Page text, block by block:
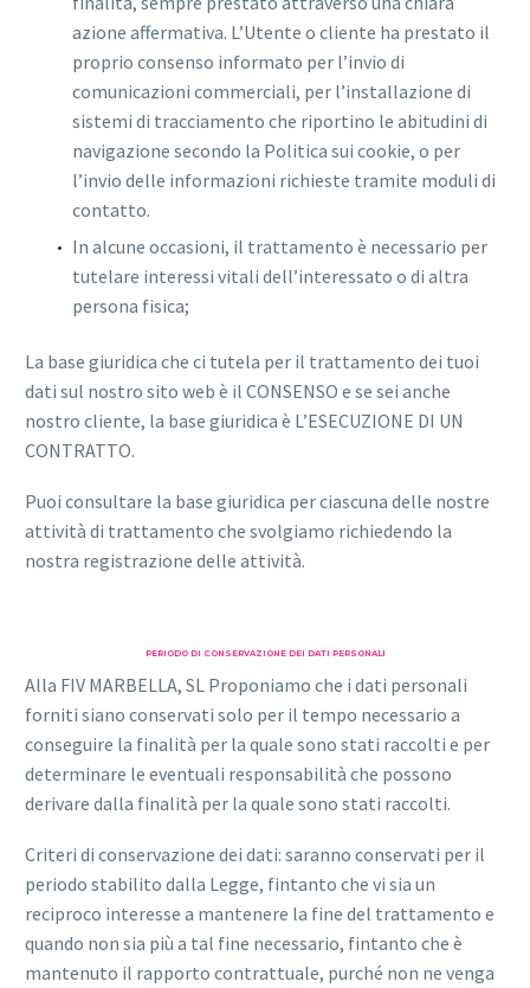
azione affermativa. L’Utente o cliente ha prestato il
proprio consenso informato per l’invio di
comunicazioni commerciali, per l’installazione di
sistemi di tracciamento che riportino le abitudini di
navigazione secondo la Politica sui cookie, o per
l’invio delle informazioni richieste tramite moduli di
contatto.
In alcune occasioni, il trattamento è necessario per
tutelare interessi vitali dell’interessato o di altra
persona fisica;
La base giuridica che ci tutela per il trattamento dei tuoi
dati sul nostro sito web è il CONSENSO e se sei anche
nostro cliente, la base giuridica è L’ESECUZIONE DI UN
CONTRATTO.
Puoi consultare la base giuridica per ciascuna delle nostre
attività di trattamento che svolgiamo richiedendo la
nostra registrazione delle attività.
PERIODO DI CONSERVAZIONE DEI DATI PERSONALI
Alla FIV MARBELLA, SL Proponiamo che i dati personali
forniti siano conservati solo per il tempo necessario a
conseguire la finalità per la quale sono stati raccolti e per
determinare le eventuali responsabilità che possono
derivare dalla finalità per la quale sono stati raccolti.
Criteri di conservazione dei dati: saranno conservati per il
periodo stabilito dalla Legge, fintanto che vi sia un
reciproco interesse a mantenere la fine del trattamento e
quando non sia più a tal fine necessario, fintanto che è
mantenuto il rapporto contrattuale, purché non ne venga